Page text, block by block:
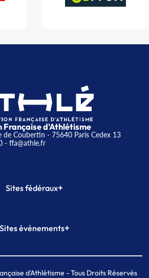
Française d'Athlétisme
de Coubertin - 75640 Paris Cedex 13
- ffa@athle.fr
Sites fédéraux+
Plateforme Formation
Sites événements+
de Paris indoor
MAIF Ekiden de Paris
d'Athlétisme - Tous Droits Réservés